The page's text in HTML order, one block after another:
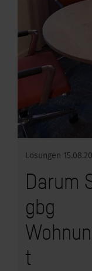
Lösungen
Darum
gbg
t